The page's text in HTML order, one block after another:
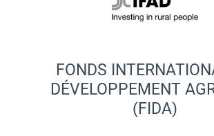
FONDS
DÉVELOPPEMENT
(FIDA)